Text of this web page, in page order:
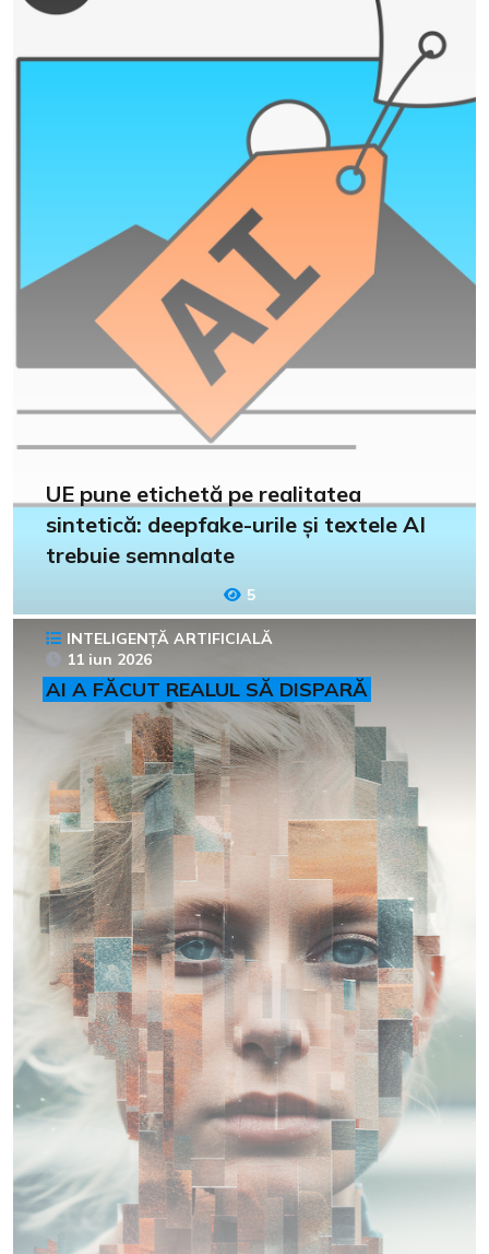
UE pune etichetă pe realitatea
sintetică: deepfake-urile și textele AI
trebuie semnalate
5
INTELIGENȚĂ ARTIFICIALĂ
11 iun 2026
AI A FĂCUT REALUL SĂ DISPARĂ